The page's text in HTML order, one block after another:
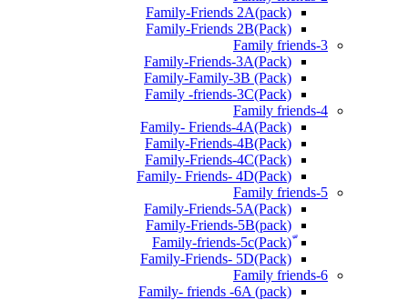
Family-Friends 2A(pack)
Family-Friends 2B(Pack)
Family friends-3
(Pack)Family-Friends-3A
Family-Family-3B (Pack)
Family -friends-3C(Pack)
Family friends-4
Family- Friends-4A(Pack)
Family-Friends-4B(Pack)
Family-Friends-4C(Pack)
(Pack)Family- Friends- 4D
Family friends-5
Family-Friends-5A(Pack)
(pack)Family-Friends-5B
ّ(Pack)Family-friends-5c
Family-Friends- 5D(Pack)
Family friends-6
Family- friends -6A (pack)